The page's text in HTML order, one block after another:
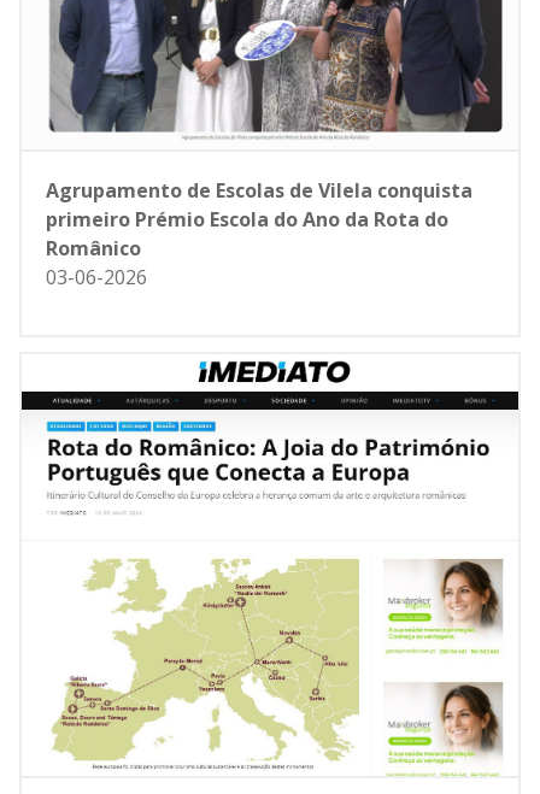
Agrupamento de Escolas de Vilela conquista
primeiro Prémio Escola do Ano da Rota do
Românico
03-06-2026